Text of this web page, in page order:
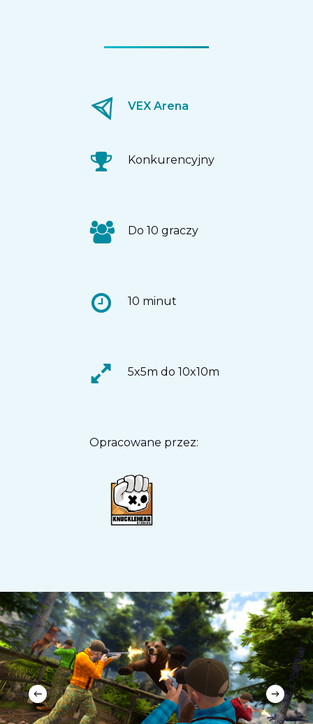
VEX Arena
Konkurencyjny
Do 10 graczy
10 minut
5x5m do 10x10m
Opracowane przez: